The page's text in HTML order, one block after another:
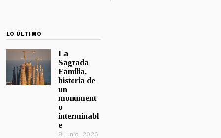
LO ÚLTIMO
La
Sagrada
Familia,
historia de
un
monument
o
interminabl
e
8 junio, 2026